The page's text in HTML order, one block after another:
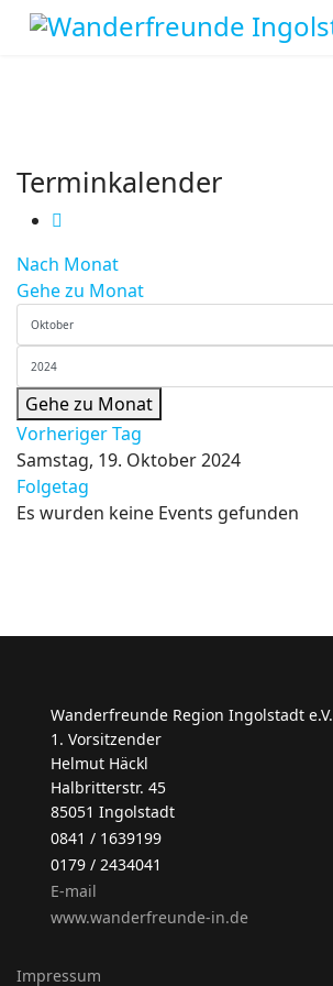
Terminkalender
Nach Monat
Gehe zu Monat
Gehe zu Monat
Vorheriger Tag
Samstag, 19. Oktober 2024
Folgetag
Es wurden keine Events gefunden
Wanderfreunde Region Ingolstadt e.V.
1. Vorsitzender
Helmut Häckl
Halbritterstr. 45
85051 Ingolstadt
0841 / 1639199
0179 / 2434041
E-mail
www.wanderfreunde-in.de
Impressum